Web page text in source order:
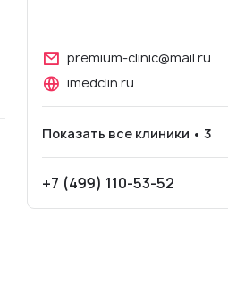
premium-clinic@mail.ru
imedclin.ru
Показать все клиники • 3
+7 (499) 110-53-52